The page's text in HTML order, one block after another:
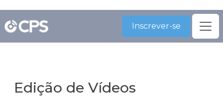
Inscrever-se
Edição de Vídeos